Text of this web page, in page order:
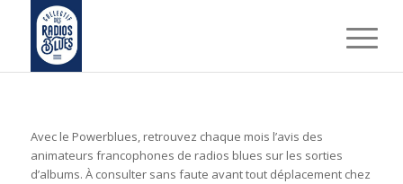
Avec le Powerblues, retrouvez chaque mois l’avis des
animateurs francophones de radios blues sur les sorties
d’albums. À consulter sans faute avant tout déplacement chez